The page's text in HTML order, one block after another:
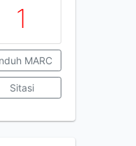
1
MARC
Sitasi